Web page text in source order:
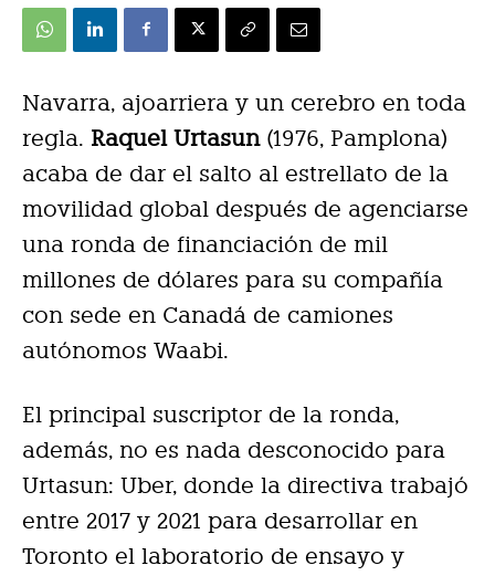
Navarra, ajoarriera y un cerebro en toda
regla. Raquel Urtasun(1976, Pamplona)
acaba de dar el salto al estrellato de la
movilidad global después de agenciarse
una ronda de financiación de mil
millones de dólares para su compañía
con sede en Canadá de camiones
autónomos Waabi.
El principal suscriptor de la ronda,
además, no es nada desconocido para
Urtasun: Uber, donde la directiva trabajó
entre 2017 y 2021 para desarrollar en
Toronto el laboratorio de ensayo y